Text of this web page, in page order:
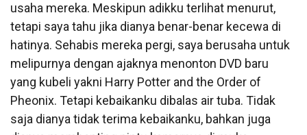
usaha mereka. Meskipun adikku terlihat menurut,
tetapi saya tahu jika dianya benar-benar kecewa di
hatinya. Sehabis mereka pergi, saya berusaha untuk
melipurnya dengan ajaknya menonton DVD baru
yang kubeli yakni Harry Potter and the Order of
Pheonix. Tetapi kebaikanku dibalas air tuba. Tidak
saja dianya tidak terima kebaikanku, bahkan juga